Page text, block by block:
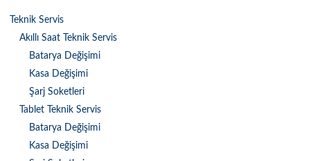
Teknik Servis
Akıllı Saat Teknik Servis
Batarya Değişimi
Kasa Değişimi
Şarj Soketleri
Tablet Teknik Servis
Batarya Değişimi
Kasa Değişimi